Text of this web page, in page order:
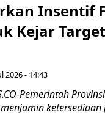
Insentif
Kejar
2026 - 14:43
Pemerintah